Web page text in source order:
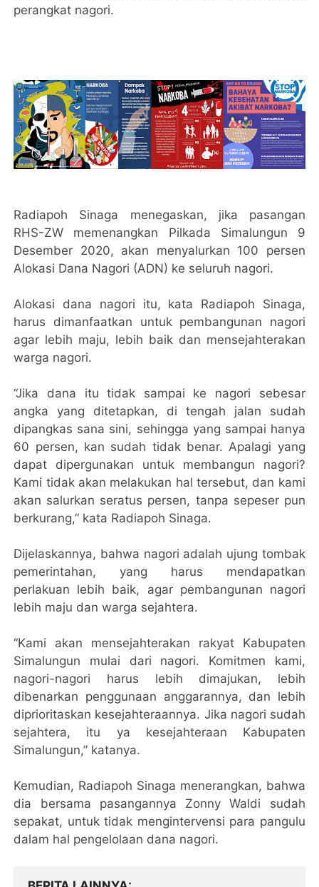
perangkat nagori.
Radiapoh Sinaga menegaskan, jika pasangan
RHS-ZW memenangkan Pilkada Simalungun 9
Desember 2020, akan menyalurkan 100 persen
Alokasi Dana Nagori (ADN) ke seluruh nagori.
Alokasi dana nagori itu, kata Radiapoh Sinaga,
harus dimanfaatkan untuk pembangunan nagori
agar lebih maju, lebih baik dan mensejahterakan
warga nagori.
“Jika dana itu tidak sampai ke nagori sebesar
angka yang ditetapkan, di tengah jalan sudah
dipangkas sana sini, sehingga yang sampai hanya
60 persen, kan sudah tidak benar. Apalagi yang
dapat dipergunakan untuk membangun nagori?
Kami tidak akan melakukan hal tersebut, dan kami
akan salurkan seratus persen, tanpa sepeser pun
berkurang,” kata Radiapoh Sinaga.
Dijelaskannya, bahwa nagori adalah ujung tombak
pemerintahan, yang harus mendapatkan
perlakuan lebih baik, agar pembangunan nagori
lebih maju dan warga sejahtera.
“Kami akan mensejahterakan rakyat Kabupaten
Simalungun mulai dari nagori. Komitmen kami,
nagori-nagori harus lebih dimajukan, lebih
dibenarkan penggunaan anggarannya, dan lebih
diprioritaskan kesejahteraannya. Jika nagori sudah
sejahtera, itu ya kesejahteraan Kabupaten
Simalungun,” katanya.
Kemudian, Radiapoh Sinaga menerangkan, bahwa
dia bersama pasangannya Zonny Waldi sudah
sepakat, untuk tidak mengintervensi para pangulu
dalam hal pengelolaan dana nagori.